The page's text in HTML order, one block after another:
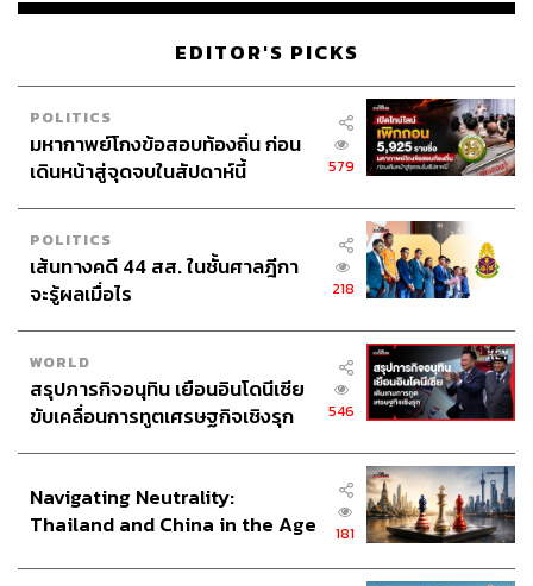
EDITOR'S PICKS
POLITICS
มหากาพย์โกงข้อสอบท้องถิ่น ก่อน
เดินหน้าสู่จุดจบในสัปดาห์นี้
579
POLITICS
เส้นทางคดี 44 สส. ในชั้นศาลฎีกา
จะรู้ผลเมื่อไร
218
WORLD
สรุปภารกิจอนุทิน เยือนอินโดนีเซีย
ขับเคลื่อนการทูตเศรษฐกิจเชิงรุก
546
Navigating Neutrality:
Thailand and China in the Age
181